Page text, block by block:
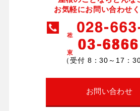
お気軽にお問い合わせく
（受付 8：30～17：30
お問い合わせ